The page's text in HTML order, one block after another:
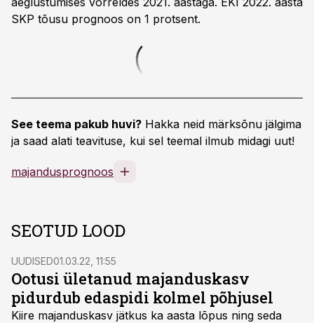
SKP tõusu prognoos on 1 protsent.
See teema pakub huvi? Hakka neid märksõnu jälgima
ja saad alati teavituse, kui sel teemal ilmub midagi uut!
majandusprognoos
SEOTUD LOOD
UUDISED01.03.22, 11:55
Ootusi ületanud majanduskasv
pidurdub edaspidi kolmel põhjusel
Kiire majanduskasv jätkus ka aasta lõpus ning seda